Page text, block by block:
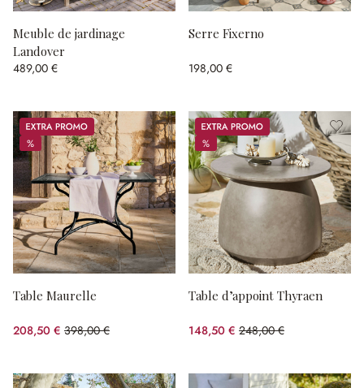
Meuble de jardinage
Landover
489,00 €
Serre Fixerno
198,00 €
Promos
%
%
Table Maurelle
208,50 € 398,00 €
(47.61%spared)
Promos
%
%
Table d’appoint Thyraen
148,50 € 248,00 €
(40.12%spared)